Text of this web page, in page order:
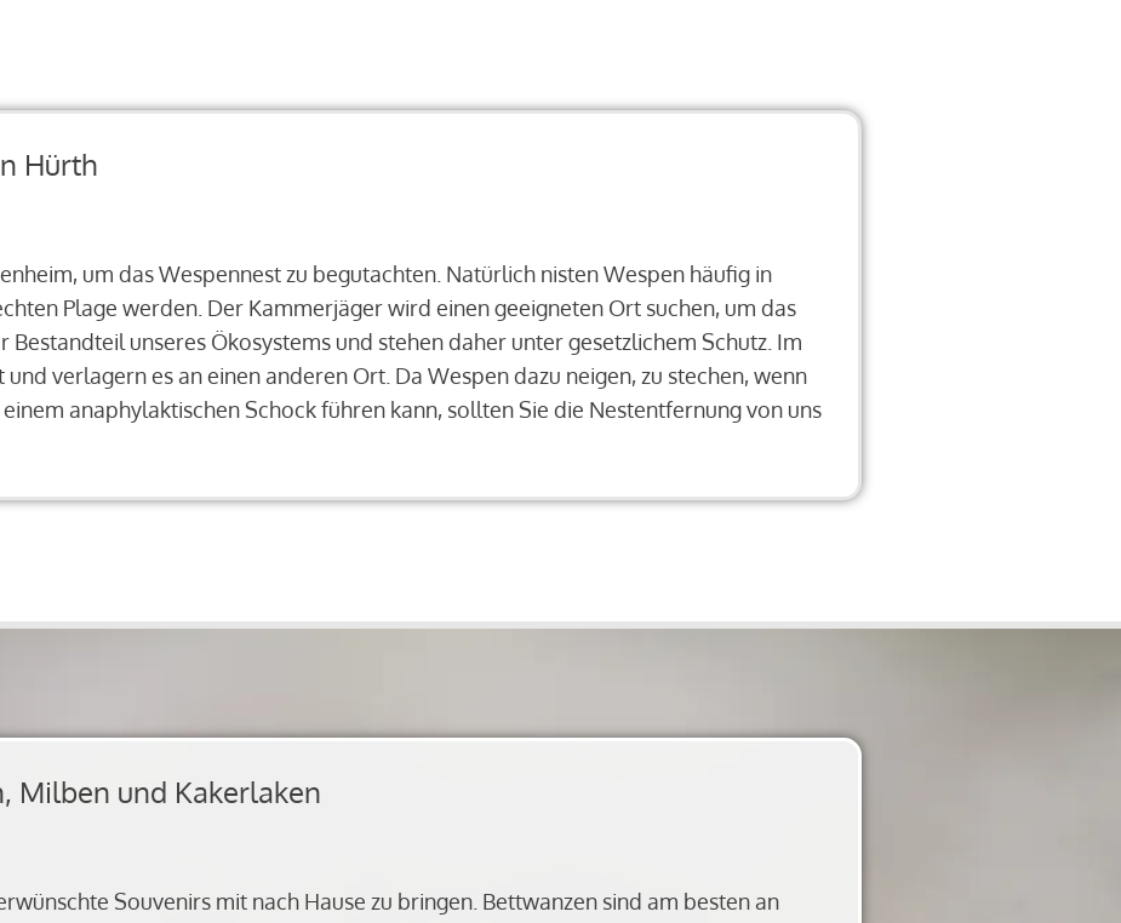
Hürth
um das Wespennest zu begutachten. Natürlich nisten Wespen häufig in
Plage werden. Der Kammerjäger wird einen geeigneten Ort suchen, um das
Bestandteil unseres Ökosystems und stehen daher unter gesetzlichem Schutz. Im
verlagern es an einen anderen Ort. Da Wespen dazu neigen, zu stechen, wenn
anaphylaktischen Schock führen kann, sollten Sie die Nestentfernung von uns
Milben und Kakerlaken
Souvenirs mit nach Hause zu bringen. Bettwanzen sind am besten an